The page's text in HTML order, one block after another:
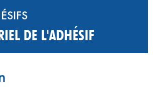
DE L'ADHÉSIF